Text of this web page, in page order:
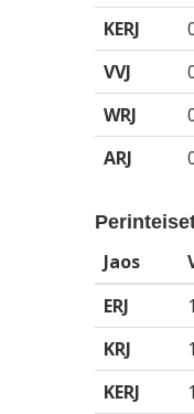
KERJ
VVJ
WRJ
ARJ
Jaos
ERJ
1
KRJ
1
KERJ
1